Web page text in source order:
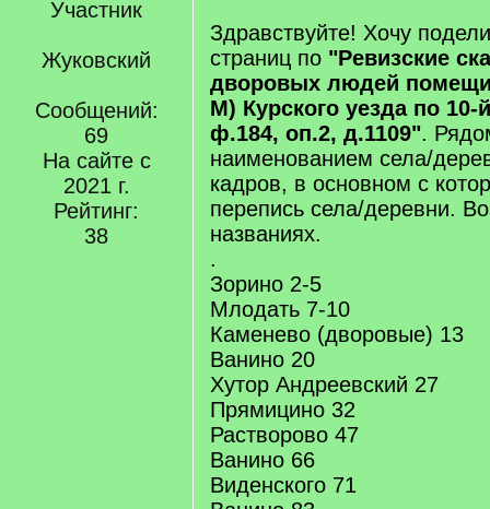
Участник
Жуковский
Сообщений:
69
На сайте с
2021 г.
Рейтинг:
38
Здравствуйте! Хочу
страниц по "Ревизские
дворовых людей
М) Курского уезда по 10-
ф.184, оп.2, д.1109".
наименованием села/
кадров, в основном с
перепись села/деревни.
названиях.
.
Зорино 2-5
Млодать 7-10
Каменево (дворовые) 13
Ванино 20
Хутор Андреевский 27
Прямицино 32
Растворово 47
Ванино 66
Виденского 71